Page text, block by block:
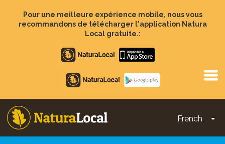
contenu
Pour une meilleure expérience mobile, nous vous
recommandons de télécharger l'application Natura
Local gratuite.:
Apple
store
Google
Play
French
Main